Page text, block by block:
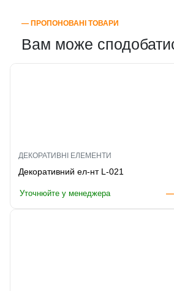
― ПРОПОНОВАНІ ТОВАРИ
Вам може
ДЕКОРАТИВНІ ЕЛЕМЕНТИ
Декоративний ел-нт L-021
Уточнюйте у менеджера —